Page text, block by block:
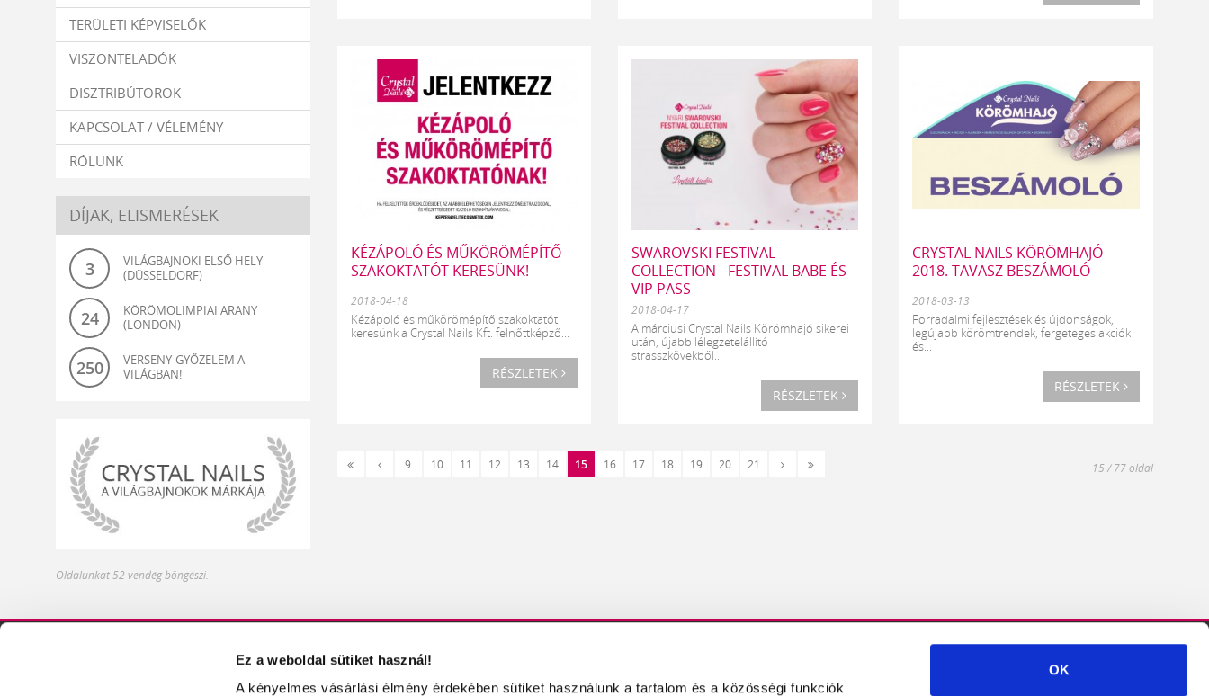
Ez a weboldal sütiket használ!
A kényelmes vásárlási élmény érdekében sütiket használunk a tartalom és a közösségi funkciók
OK
TERÜLETI KÉPVISELŐK
VISZONTELADÓK
DISZTRIBÚTOROK
KAPCSOLAT / VÉLEMÉNY
RÓLUNK
DÍJAK, ELISMERÉSEK
3
VILÁGBAJNOKI ELSŐ HELY
(DÜSSELDORF)
24
KÖRÖMOLIMPIAI ARANY
(LONDON)
250
VERSENY-GYŐZELEM A
VILÁGBAN!
és
műköröm
Oldalunkat 52 vendég böngészi.
KÉZÁPOLÓ ÉS MŰKÖRÖMÉPÍTŐ
SZAKOKTATÓT KERESÜNK!
2018-04-18
Kézápoló és műkörömépítő szakoktatót
keresünk a Crystal Nails Kft. felnőttképző...
RÉSZLETEK
SWAROVSKI FESTIVAL
COLLECTION - FESTIVAL BABE ÉS
VIP PASS
2018-04-17
A márciusi Crystal Nails Körömhajó sikerei
után, újabb lélegzetelállító
strasszkövekből...
RÉSZLETEK
CRYSTAL NAILS KÖRÖMHAJÓ
2018. TAVASZ BESZÁMOLÓ
2018-03-13
Forradalmi fejlesztések és újdonságok,
legújabb körömtrendek, fergeteges akciók
és...
RÉSZLETEK
«
‹
9 10 11 12 13 14 15 16 17 18 19 20 21
KövetkezőUtolsó
15 / 77 oldal
ÍZELÍTŐ TERMÉKEINKBŐL
Crystal